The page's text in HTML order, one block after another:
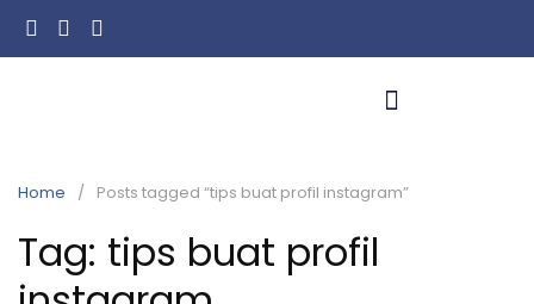
Home Posts tagged “tips buat profil instagram”
Tag: tips buat profil